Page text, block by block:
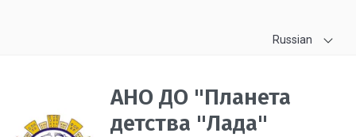
Russian
АНО ДО "Планета
детства "Лада"